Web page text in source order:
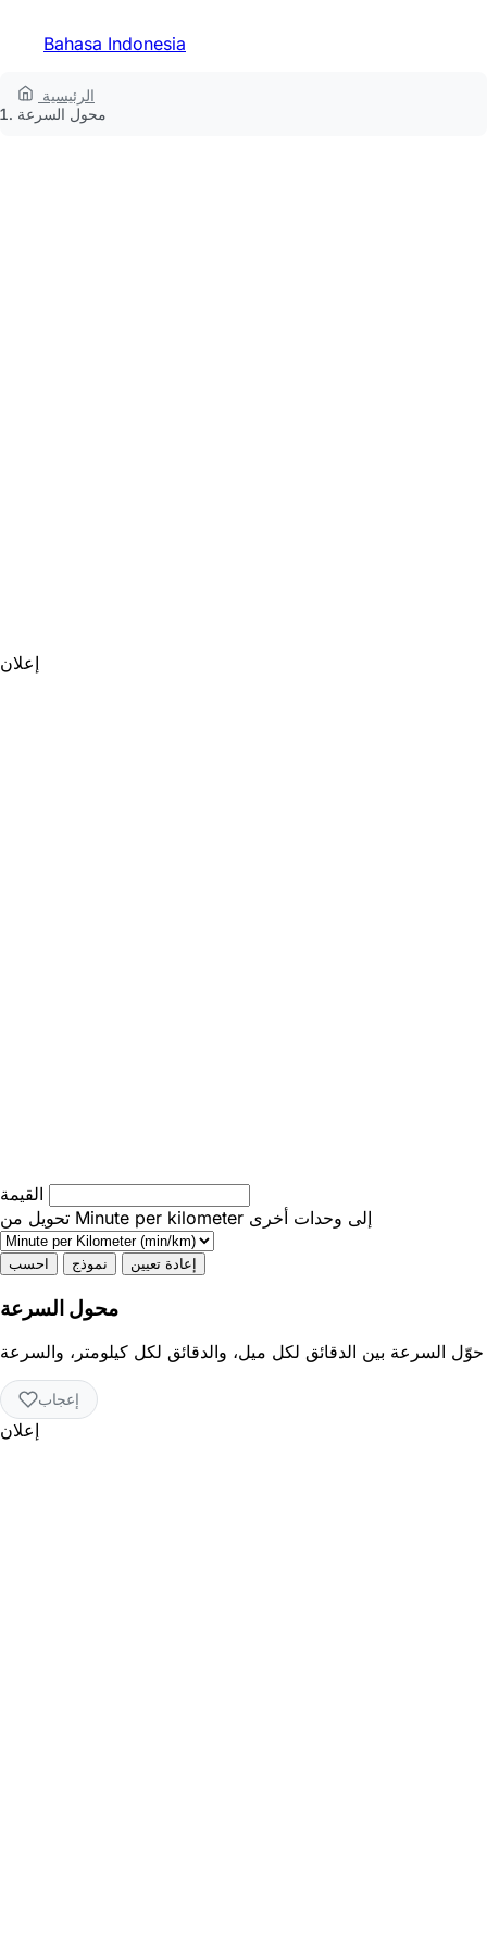
Bahasa Indonesia
الرئيسية
محول السرعة
إعلان
القيمة
تحويل من Minute per kilometer إلى وحدات أخرى
احسب نموذج إعادة تعيين
محول السرعة
حوّل السرعة بين الدقائق لكل ميل، والدقائق لكل كيلومتر، والسرعة
إعجاب
إعلان